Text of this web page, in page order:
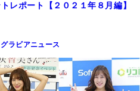
レポート【２０２１年８月編】
グラビアニュース